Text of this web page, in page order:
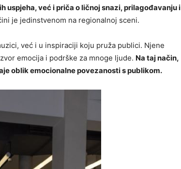
uspjeha, već i priča o ličnoj snazi, prilagođavanju i
je jedinstvenom na regionalnoj sceni.
već i u inspiraciji koju pruža publici. Njene
emocija i podrške za mnoge ljude. Na taj način,
oblik emocionalne povezanosti s publikom.